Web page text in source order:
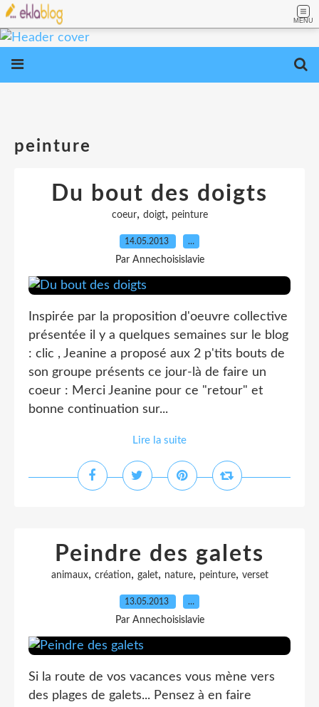
MENU
peinture
Du bout des doigts
coeur, doigt, peinture
14.05.2013 …
Par Annechoisislavie
Inspirée par la proposition d'oeuvre collective
présentée il y a quelques semaines sur le blog
: clic , Jeanine a proposé aux 2 p'tits bouts de
son groupe présents ce jour-là de faire un
coeur : Merci Jeanine pour ce "retour" et
bonne continuation sur...
Lire la suite
Peindre des galets
animaux, création, galet, nature, peinture, verset
13.05.2013 …
Par Annechoisislavie
Si la route de vos vacances vous mène vers
des plages de galets... Pensez à en faire